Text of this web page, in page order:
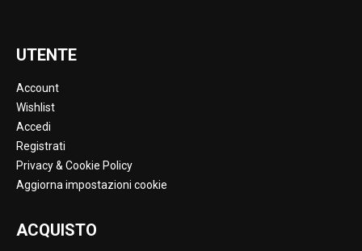
UTENTE
Account
Wishlist
Accedi
Registrati
Privacy & Cookie Policy
Aggiorna impostazioni cookie
ACQUISTO